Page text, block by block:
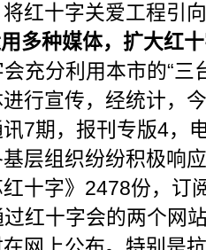
红十字关爱工程引
多种媒体，扩大红
充分利用本市的“三
行宣传，经统计，
7期，报刊专版4，
层组织纷纷积极响
十字》2478份，订
红十字会的两个网